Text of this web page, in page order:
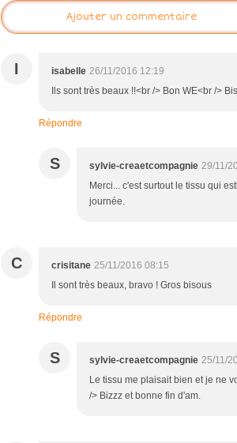
Ajouter un commentaire
I isabelle 26/11/2016 12:19
Ils sont très beaux !!<br /> Bon WE<br />
Répondre
S sylvie-creaetcompagnie 29/11/
Merci... c'est surtout le tissu qui
journée.
C crisitane 25/11/2016 08:15
Il sont très beaux, bravo ! Gros bisous
Répondre
S sylvie-creaetcompagnie 25/11/
Le tissu me plaisait bien et je ne
/> Bizzz et bonne fin d'am.